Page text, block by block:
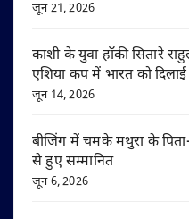
जून 21, 2026
काशी के युवा हॉकी सितारे
एशिया कप में भारत को
जून 14, 2026
बीजिंग में चमके मथुरा के
से हुए सम्मानित
जून 6, 2026